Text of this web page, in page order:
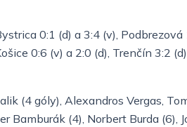
0:1 (d) a 3:4 (v),
0:6 (v) a 2:0 (d), Trenčín 3:2
(4 góly), Alexandros Vergas,
(4), Norbert Burda (6),